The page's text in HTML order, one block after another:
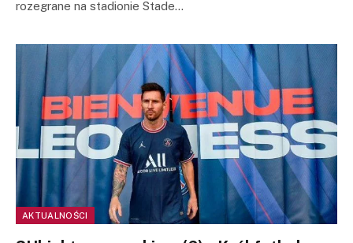
rozegrane na stadionie Stade…
AKTUALNOŚCI